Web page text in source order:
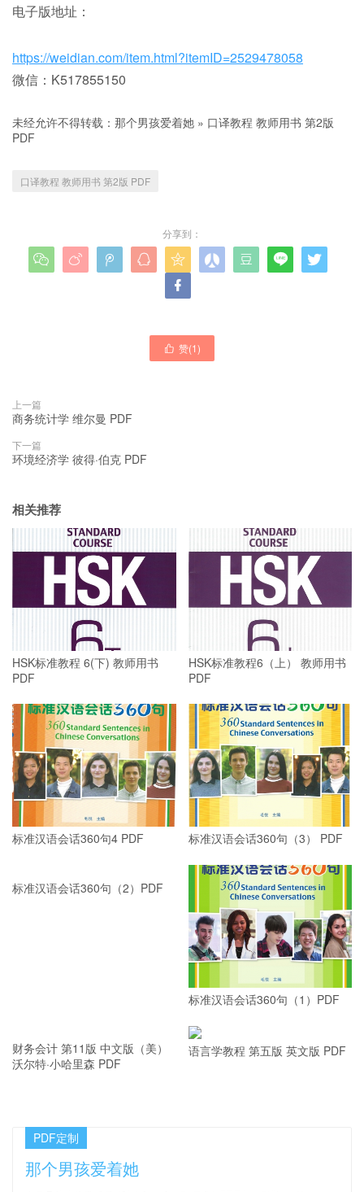
电子版地址：
https://weidian.com/item.html?itemID=2529478058
微信：K517855150
未经允许不得转载： 那个男孩爱着她 » 口译教程 教师用书 第2版
PDF
口译教程 教师用书 第2版 PDF
分享到：
       


 赞(1)
上一篇
商务统计学 维尔曼 PDF
下一篇
环境经济学 彼得·伯克 PDF
相关推荐
HSK标准教程 6(下) 教师用书
PDF
HSK标准教程6（上） 教师用书
PDF
标准汉语会话360句4 PDF 标准汉语会话360句（3） PDF
标准汉语会话360句（1）PDF
财务会计 第11版 中文版（美）
沃尔特·小哈里森 PDF
语言学教程 第五版 英文版 PDF